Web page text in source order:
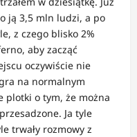
ją 3,5 mln ludzi, a po
z czego blisko 2%
aby zacząć
oczywiście nie
na normalnym
plotki o tym, że można
Ja tyle
trwały rozmowy z